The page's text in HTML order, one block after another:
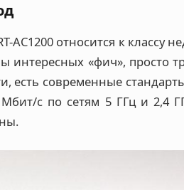
AC1200 относится к классу
интересных «фич», просто
есть современные
с по сетям 5 ГГц и 2,4